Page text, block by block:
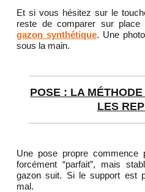
Et si vous hésitez sur le
reste de comparer sur place
gazon synthétique. Une
sous la main.
POSE : LA
LES
Une pose propre commence
forcément “parfait”, mais
gazon suit. Si le support est
mal.